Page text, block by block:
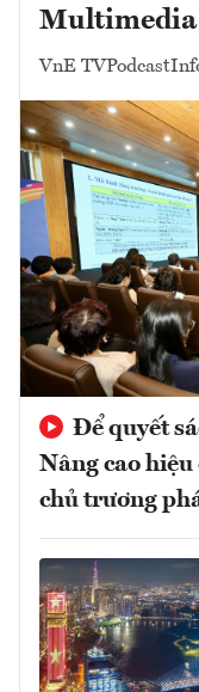
Multimedia
VnE TVPodcast
Để quyết
Nâng cao hiệu
chủ trương